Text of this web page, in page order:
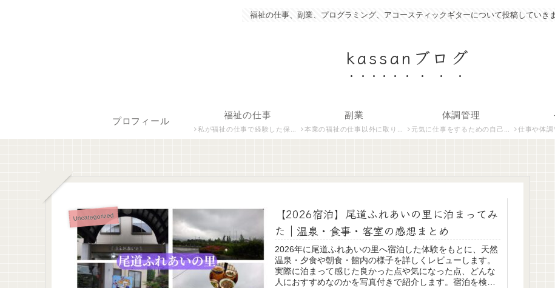
福祉の仕事、副業、プログラミング、アコースティックギターについて投稿していき
kassanブログ
プロフィール
福祉の仕事
私が福祉の仕事で経験した保育士、障がい者生活支援員について紹介します。
副業
本業の福祉の仕事以外に取り組んでいる仕事について紹介します。
体調管理
元気に仕事をするための自己管理術について説明します。 仕事や体調管理以外
Uncategorized
【2026宿泊】尾道ふれあいの里に泊まってみ
た｜温泉・食事・客室の感想まとめ
2026年に尾道ふれあいの里へ宿泊した体験をもとに、天然
温泉・夕食や朝食・館内の様子を詳しくレビューします。
実際に泊まって感じた良かった点や気になった点、どんな
人におすすめなのかを写真付きで紹介します。宿泊を検討